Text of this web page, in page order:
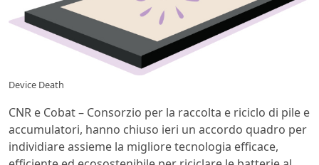
Device Death
CNR e Cobat – Consorzio per la raccolta e riciclo di pile e
accumulatori, hanno chiuso ieri un accordo quadro per
individiare assieme la migliore tecnologia efficace,